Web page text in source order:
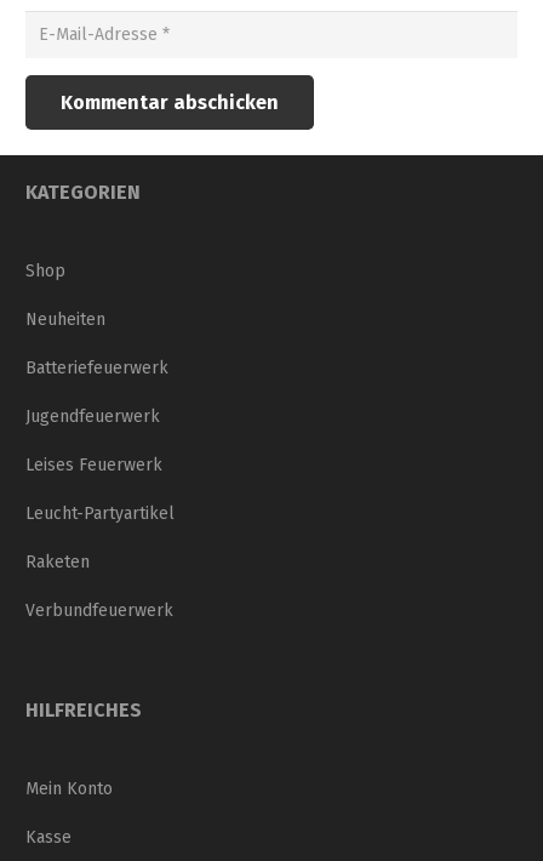
Kommentar abschicken
KATEGORIEN
Shop
Neuheiten
Batteriefeuerwerk
Jugendfeuerwerk
Leises Feuerwerk
Leucht-Partyartikel
Raketen
Verbundfeuerwerk
HILFREICHES
Mein Konto
Kasse